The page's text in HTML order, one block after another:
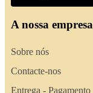
A nossa empresa
Sobre nós
Contacte-nos
Entrega - Pagamento